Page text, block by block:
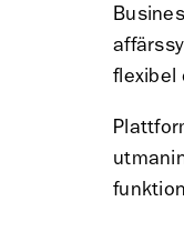
flexibel